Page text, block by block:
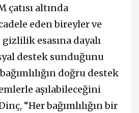
çatısı altında
eden bireyler ve
esasına dayalı
destek sunduğunu
doğru destek
aşılabileceğini
“Her bağımlılığın bir